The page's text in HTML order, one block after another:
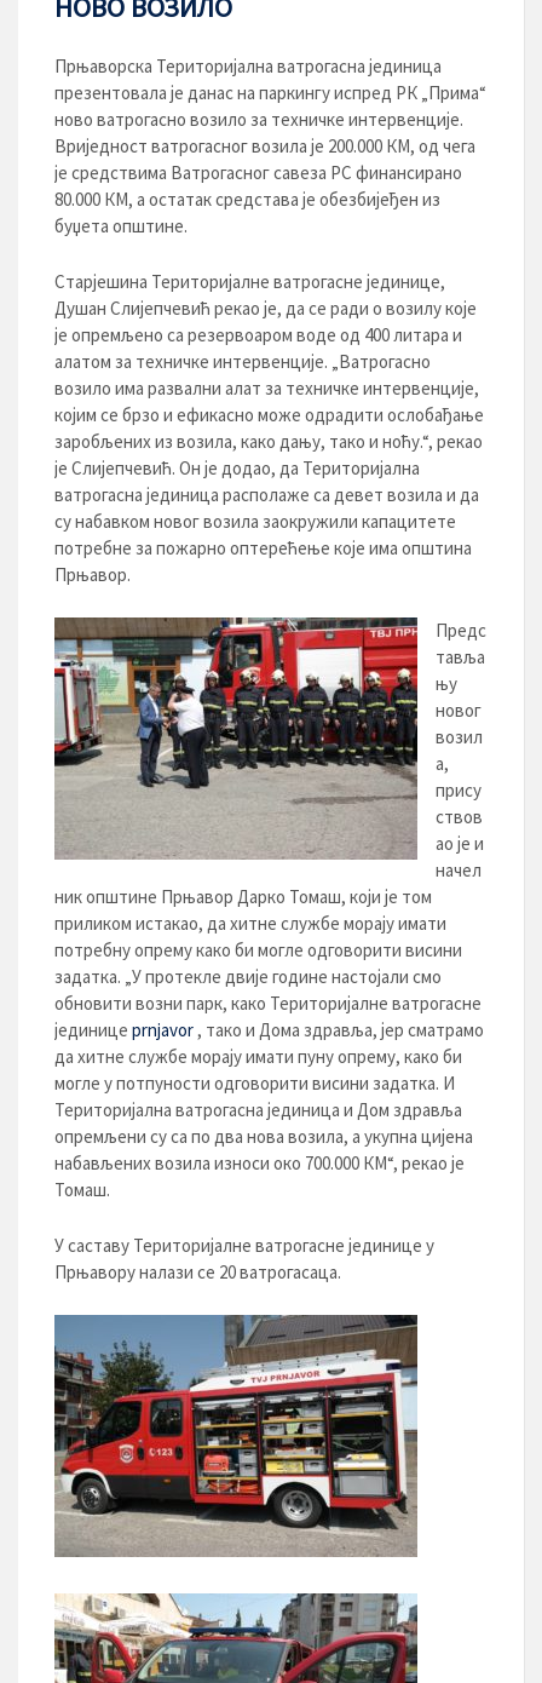
НОВО ВОЗИЛО
Прњаворска Територијална ватрогасна јединица
презентовала је данас на паркингу испред РК „Прима“
ново ватрогасно возило за техничке интервенције.
Вриједност ватрогасног возила је 200.000 КМ, од чега
је средствима Ватрогасног савеза РС финансирано
80.000 КМ, а остатак средстава је обезбијеђен из
буџета општине.
Старјешина Територијалне ватрогасне јединице,
Душан Слијепчевић рекао је, да се ради о возилу које
је опремљено са резервоаром воде од 400 литара и
алатом за техничке интервенције. „Ватрогасно
возило има развални алат за техничке интервенције,
којим се брзо и ефикасно може одрадити ослобађање
заробљених из возила, како дању, тако и ноћу.“, рекао
је Слијепчевић. Он је додао, да Територијална
ватрогасна јединица располаже са девет возила и да
су набавком новог возила заокружили капацитете
потребне за пожарно оптерећење које има општина
Прњавор.
Предс
тавља
њу
новог
возил
а,
прису
ствов
ао је и
начел
ник општине Прњавор Дарко Томаш, који је том
приликом истакао, да хитне службе морају имати
потребну опрему како би могле одговорити висини
задатка. „У протекле двије године настојали смо
обновити возни парк, како Територијалне ватрогасне
јединице prnjavor, тако и Дома здравља, јер сматрамо
да хитне службе морају имати пуну опрему, како би
могле у потпуности одговорити висини задатка. И
Територијална ватрогасна јединица и Дом здравља
опремљени су са по два нова возила, а укупна цијена
набављених возила износи око 700.000 КМ“, рекао је
Томаш.
У саставу Територијалне ватрогасне јединице у
Прњавору налази се 20 ватрогасаца.